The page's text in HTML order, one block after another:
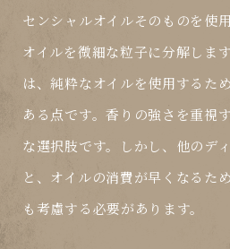
センシャルオイルそのものを使
オイルを微細な粒子に分解します
は、純粋なオイルを使用するた
ある点です。香りの強さを重視
な選択肢です。しかし、他のデ
と、オイルの消費が早くなるた
も考慮する必要があります。